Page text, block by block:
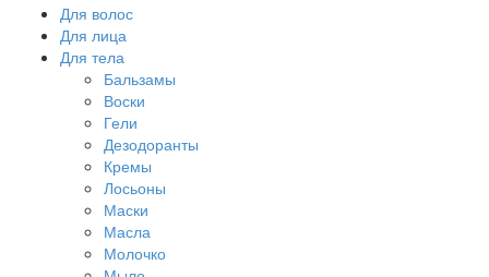
Для волос
Для лица
Для тела
Бальзамы
Воски
Гели
Дезодоранты
Кремы
Лосьоны
Маски
Масла
Молочко